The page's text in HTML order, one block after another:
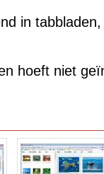
in
hoeft niet